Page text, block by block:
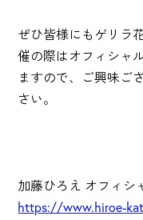
ぜひ皆様にもゲリラ
催の際はオフィシャ
ますので、ご興味ご
さい。
加藤ひろえ オフィシ
https://www.hiroe-